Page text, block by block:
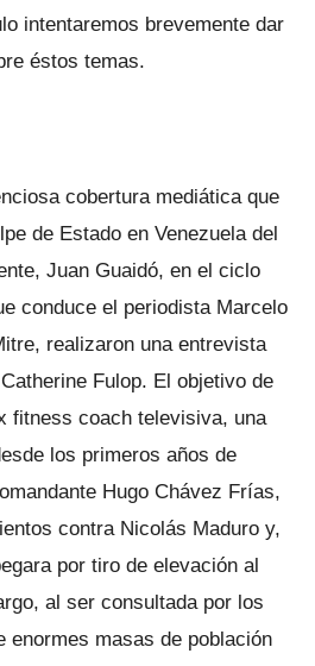
intentaremos brevemente dar
éstos temas.
cobertura mediática que
de Estado en Venezuela del
Juan Guaidó, en el ciclo
conduce el periodista Marcelo
realizaron una entrevista
Fulop. El objetivo de
fitness coach televisiva, una
los primeros años de
Hugo Chávez Frías,
contra Nicolás Maduro y,
por tiro de elevación al
al ser consultada por los
enormes masas de población